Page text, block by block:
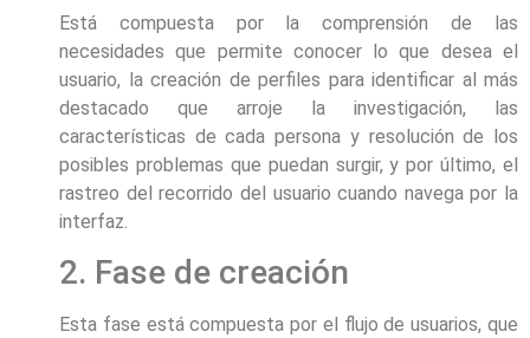
Está compuesta por la comprensión de las
necesidades que permite conocer lo que desea el
usuario, la creación de perfiles para identificar al más
destacado que arroje la investigación, las
características de cada persona y resolución de los
posibles problemas que puedan surgir, y por último, el
rastreo del recorrido del usuario cuando navega por la
interfaz.
2. Fase de creación
Esta fase está compuesta por el flujo de usuarios, que